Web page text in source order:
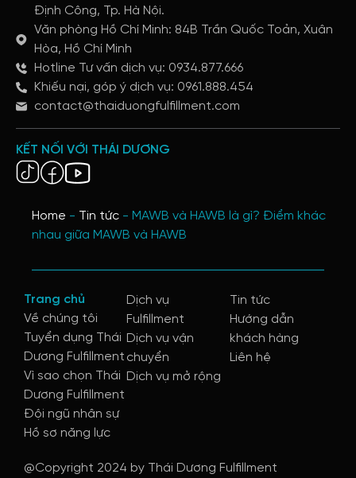
Định Công, Tp. Hà Nội.
Văn phòng Hồ Chí Minh: 84B Trần Quốc Toản, Xuân
Hòa, Hồ Chí Minh
Hotline Tư vấn dịch vụ: 0934.877.666
Khiếu nại, góp ý dịch vụ: 0961.888.454
contact@thaiduongfulfillment.com
KẾT NỐI VỚI THÁI DƯƠNG
Home - Tin tức - MAWB và HAWB là gì? Điểm khác
nhau giữa MAWB và HAWB
Trang chủ
Về chúng tôi
Tuyển dụng Thái
Dương Fulfillment
Vì sao chọn Thái
Dương Fulfillment
Đội ngũ nhân sự
Hồ sơ năng lực
Dịch vụ
Fulfillment
Dịch vụ vận
chuyển
Dịch vụ mở rộng
Tin tức
Hướng dẫn
khách hàng
Liên hệ
@Copyright 2024 by Thái Dương Fulfillment